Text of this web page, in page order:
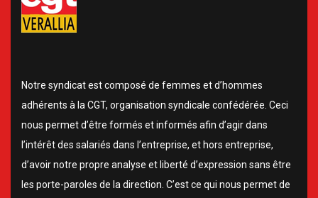
Notre syndicat est composé de femmes et d’hommes
adhérents à la CGT, organisation syndicale confédérée. Ceci
nous permet d’être formés et informés afin d’agir dans
l’intérêt des salariés dans l’entreprise, et hors entreprise,
d’avoir notre propre analyse et liberté d’expression sans être
les porte-paroles de la direction. C’est ce qui nous permet de